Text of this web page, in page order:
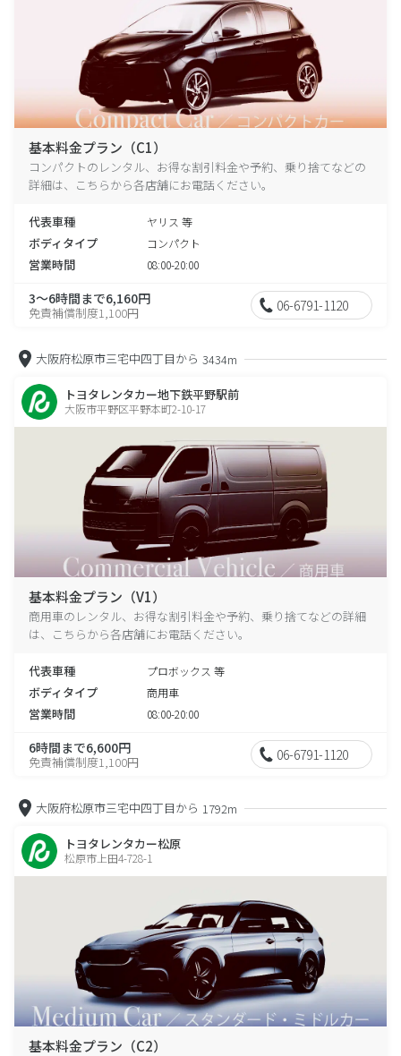
基本料金プラン（C1）
コンパクトのレンタル、お得な割引料金や予約、乗り捨てなどの
詳細は、こちらから各店舗にお電話ください。
代表車種 ヤリス 等
ボディタイプ コンパクト
営業時間 08:00-20:00
3～6時間まで6,160円
免責補償制度1,100円 06-6791-1120
大阪府松原市三宅中四丁目から 3434m
トヨタレンタカー地下鉄平野駅前
大阪市平野区平野本町2-10-17
基本料金プラン（V1）
商用車のレンタル、お得な割引料金や予約、乗り捨てなどの詳細
は、こちらから各店舗にお電話ください。
代表車種 プロボックス 等
ボディタイプ 商用車
営業時間 08:00-20:00
6時間まで6,600円
免責補償制度1,100円 06-6791-1120
大阪府松原市三宅中四丁目から 1792m
トヨタレンタカー松原
松原市上田4-728-1
基本料金プラン（C2）